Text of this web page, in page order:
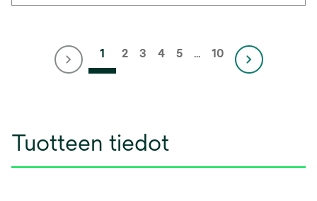
1 2 3 4 5 … 10
Tuotteen tiedot